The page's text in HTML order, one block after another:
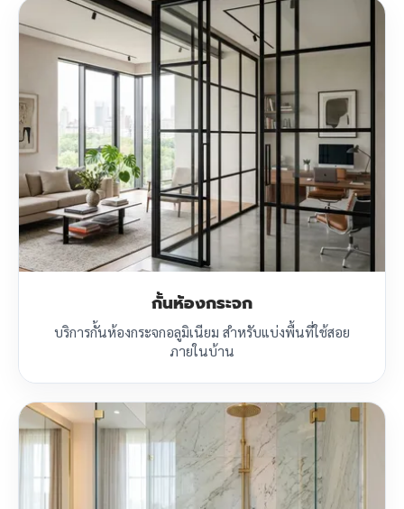
กั้นห้องกระจก
บริการกั้นห้องกระจกอลูมิเนียม สำหรับแบ่งพื้นที่ใช้สอย
ภายในบ้าน